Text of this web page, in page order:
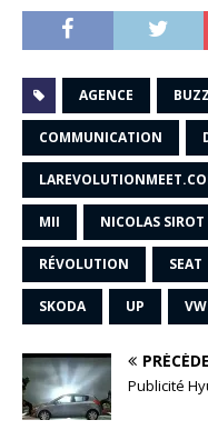
AGENCE BUZZ
COMMUNICATION
MII NICOLAS SIROT
RÉVOLUTION SEAT
SKODA UP VW
Publicité